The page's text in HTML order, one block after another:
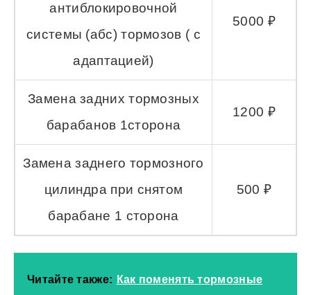
антиблокировочной
системы (абс) тормозов ( с
адаптацией)
5000 ₽
Замена задних тормозных
барабанов 1сторона
1200 ₽
Замена заднего тормозного
цилиндра при снятом
барабане 1 сторона
500 ₽
Читайте также: Как поменять тормозные